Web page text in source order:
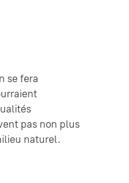
se fera
pas non plus
naturel.